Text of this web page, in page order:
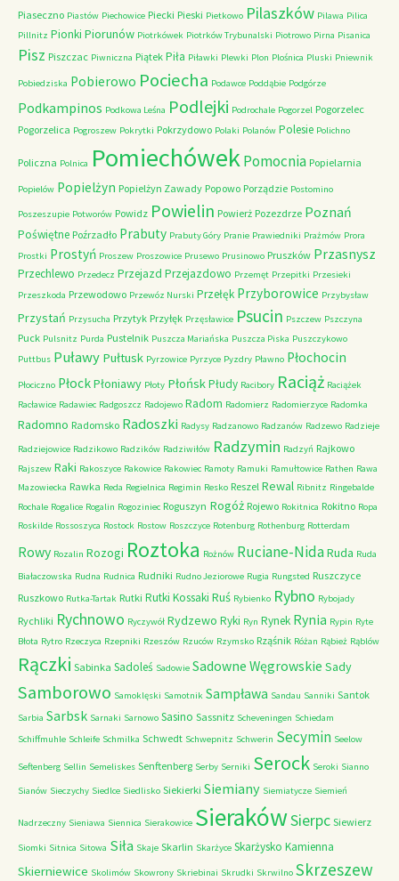
Piaseczno Piastów Piechowice Piecki Pieski Pietkowo Pilaszków Pilawa Pilica
Pillnitz Pionki Piorunów Piotrkówek Piotrków Trybunalski Piotrowo Pirna Pisanica
Pisz Piszczac Piwniczna Piątek Piła Piławki Plewki Plon Plośnica Pluski Pniewnik
Pobiedziska Pobierowo Pociecha Podawce Poddąbie Podgórze
Podkampinos Podkowa Leśna Podlejki Podrochale Pogorzel Pogorzelec
Pogorzelica Pogroszew Pokrytki Pokrzydowo Polaki Polanów Polesie Polichno
Policzna Polnica PomiechówekPomocnia Popielarnia
Popielów Popielżyn Popielżyn Zawady Popowo Porządzie Postomino
Poszeszupie Potworów Powidz Powielin Powierż Pozezdrze Poznań
Poświętne Poźrzadło Prabuty Prabuty Góry Pranie Prawiedniki Prażmów Prora
Prostki Prostyń Proszew Proszowice Prusewo Prusinowo Pruszków Przasnysz
Przechlewo Przedecz Przejazd Przejazdowo Przemęt Przepitki Przesieki
Przeszkoda Przewodowo Przewóz Nurski Przełęk Przyborowice Przybysław
Przystań Przysucha Przytyk Przyłęk Przęsławice Psucin Pszczew Pszczyna
Puck Pulsnitz Purda Pustelnik Puszcza Mariańska Puszcza Piska Puszczykowo
Puttbus Puławy Pułtusk Pyrzowice Pyrzyce Pyzdry Pławno Płochocin
Płociczno PłockPłoniawy Płoty PłońskPłudy Racibory Raciąż Raciążek
Racławice Radawiec Radgoszcz Radojewo Radom Radomierz Radomierzyce Radomka
Radomno Radomsko Radoszki Radysy Radzanowo Radzanów Radzewo Radzieje
Radziejowice Radzikowo Radzików Radziwiłów Radzymin Radzyń Rajkowo
Rajszew Raki Rakoszyce Rakowice Rakowiec Ramoty Ramuki Ramułtowice Rathen Rawa
Mazowiecka Rawka Reda Regielnica Regimin Resko Reszel Rewal Ribnitz Ringebalde
Rochale Rogalice Rogalin Rogoziniec Roguszyn Rogóż Rojewo Rokitnica Rokitno Ropa
Roskilde Rossoszyca Rostock Rostow Roszczyce Rotenburg Rothenburg Rotterdam
Rowy Rozalin Rozogi Roztoka Rożnów Ruciane-NidaRuda Ruda
Białaczowska Rudna Rudnica Rudniki Rudno Jeziorowe Rugia Rungsted Ruszczyce
Ruszkowo Rutka-Tartak Rutki Rutki Kossaki Ruś Rybienko Rybno Rybojady
Rychliki Rychnowo Ryczywół Rydzewo Ryki Ryn Rynek Rynia Rypin Ryte
Błota Rytro Rzeczyca Rzepniki Rzeszów Rzuców Rzymsko Rząśnik Różan Rąbież Rąblów
Rączki Sabinka Sadoleś Sadowie Sadowne Węgrowskie Sady
Samborowo Samoklęski Samotnik Sampława Sandau Sanniki Santok
Sarbia Sarbsk Sarnaki Sarnowo Sasino Sassnitz Scheveningen Schiedam
Schiffmuhle Schleife Schmilka Schwedt Schwepnitz Schwerin Secymin Seelow
Seftenberg Sellin Semeliskes Senftenberg Serby Serniki Serock Seroki Sianno
Sianów Sieczychy Siedlce Siedlisko Siekierki Siemiany Siemiatycze Siemień
Nadrzeczny Sieniawa Siennica Sierakowice SierakówSierpc Siewierz
Siomki Sitnica Sitowa Siła Skaje Skarlin Skarżyce Skarżysko Kamienna
Skierniewice Skolimów Skowrony Skriebinai Skrudki Skrwilno Skrzeszew